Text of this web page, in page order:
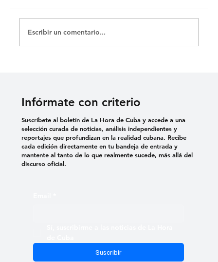
Escribir un comentario...
Infórmate con criterio
Suscribir
Suscríbete al boletín de La Hora de Cuba y accede a una
selección curada de noticias, análisis independientes y
reportajes que profundizan en la realidad cubana. Recibe
cada edición directamente en tu bandeja de entrada y
mantente al tanto de lo que realmente sucede, más allá del
discurso oficial.